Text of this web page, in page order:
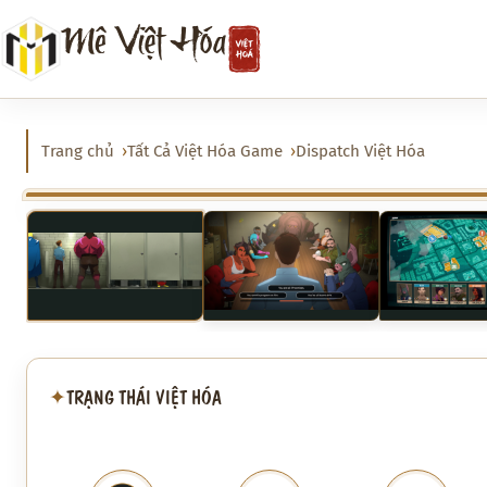
đến
phần
nội
dung
Mê Việt Hóa
Trang chủ Tất Cả Việt Hóa Game Dispatch Việt Hóa
‹
✦TRẠNG THÁI VIỆT HÓA